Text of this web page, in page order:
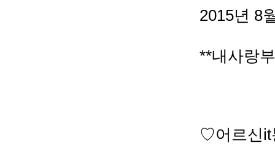
2015년 8
**내사랑
♡어르신